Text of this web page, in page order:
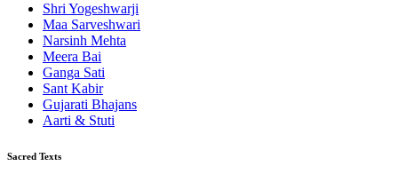
Shri Yogeshwarji
Maa Sarveshwari
Narsinh Mehta
Meera Bai
Ganga Sati
Sant Kabir
Gujarati Bhajans
Aarti & Stuti
Sacred Texts